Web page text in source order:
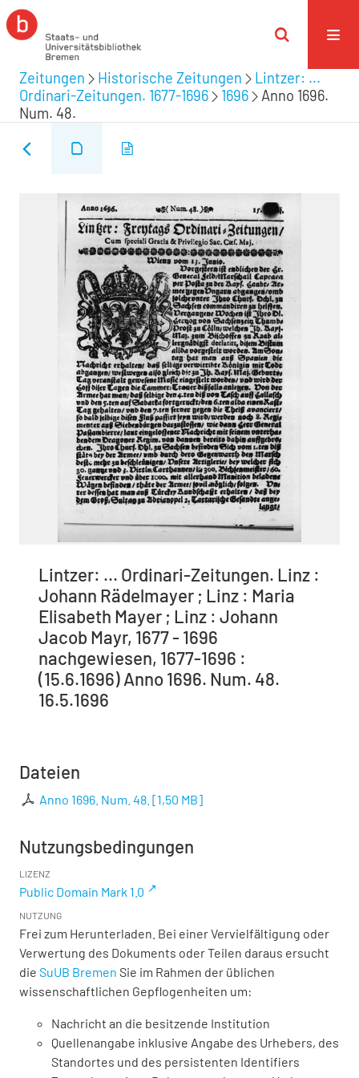
Zeitungen Historische Zeitungen
Lintzer: ...
Ordinari-Zeitungen. 1677-1696
1696
Anno 1696.
Num. 48.
Lintzer: ... Ordinari-Zeitungen. Linz :
Johann Rädelmayer ; Linz : Maria
Elisabeth Mayer ; Linz : Johann
Jacob Mayr, 1677 - 1696
nachgewiesen, 1677-1696 :
(15.6.1696) Anno 1696. Num. 48.
16.5.1696
Dateien
Anno 1696. Num. 48. [1,50 MB]
Nutzungsbedingungen
LIZENZ
Public Domain Mark 1.0
NUTZUNG
Frei zum Herunterladen. Bei einer Vervielfältigung oder
Verwertung des Dokuments oder Teilen daraus ersucht
die SuUB Bremen Sie im Rahmen der üblichen
wissenschaftlichen Gepflogenheiten um:
Nachricht an die besitzende Institution
Quellenangabe inklusive Angabe des Urhebers, des
Standortes und des persistenten Identifiers